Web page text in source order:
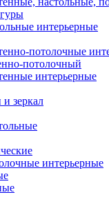
интерьерные
потолочные
потолочный
интерьерные
и зеркал
интерьерные